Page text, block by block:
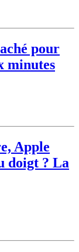
pour
minutes
Apple
doigt ? La